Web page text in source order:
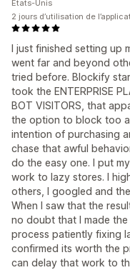
I just finished setting up
went far and beyond
tried before. Blockify
took the ENTERPRISE
BOT VISITORS, that
the option to block too
intention of purchasing
chase that awful
do the easy one. I put
work to lazy stores. I
others, I googled and
When I saw that the
no doubt that I made
process patiently fixing
confirmed its worth the
can delay that work to
États-Unis
2 jours d’utilisation de